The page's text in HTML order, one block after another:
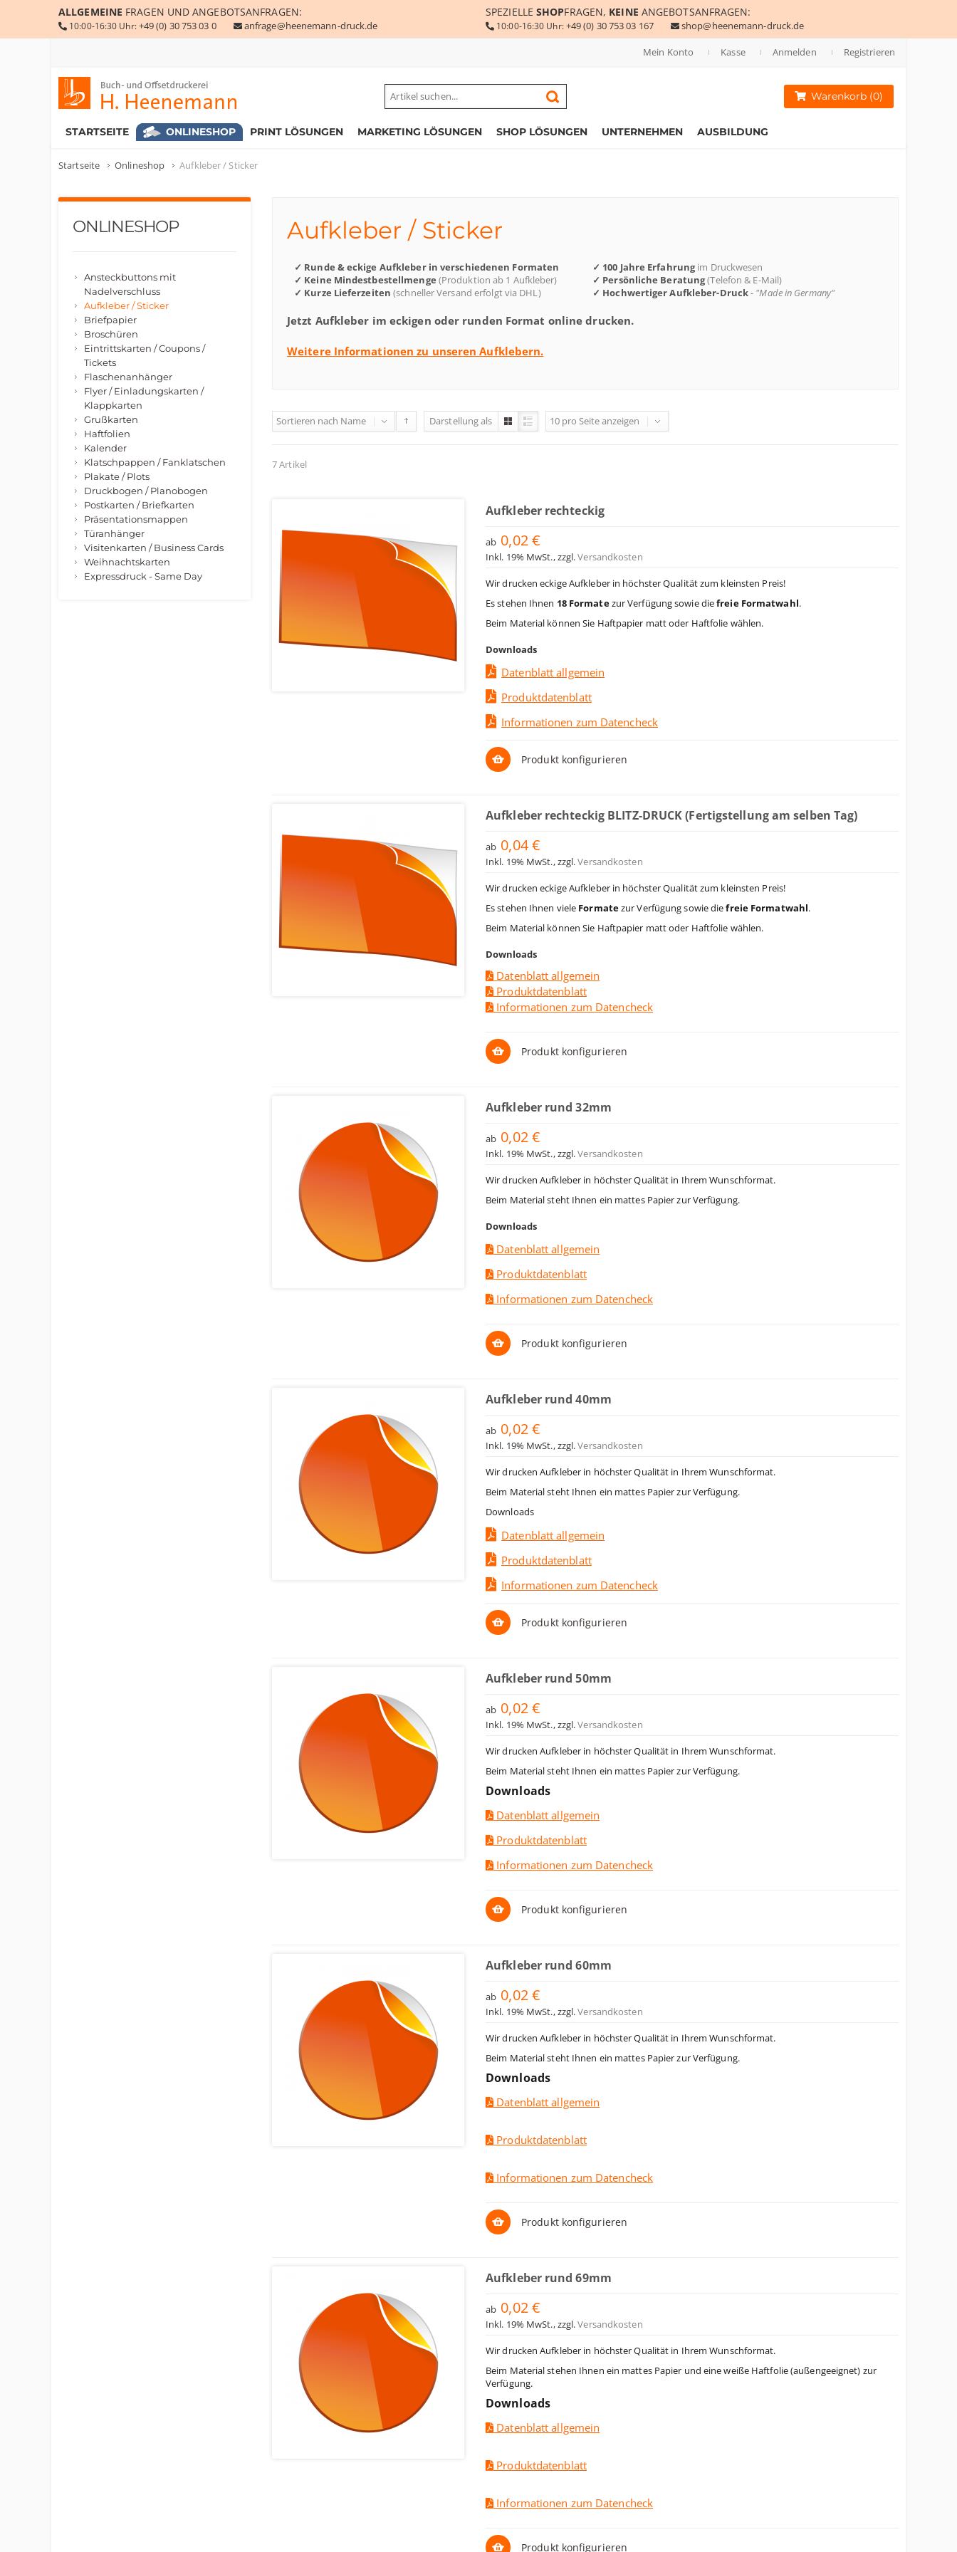
ALLGEMEINE FRAGEN UND ANGEBOTSANFRAGEN:
10:00-16:30 Uhr:+49 (0) 30 753 03 0 anfrage@heenemann-druck.de
SPEZIELLE SHOPFRAGEN, KEINE ANGEBOTSANFRAGEN:
10:00-16:30 Uhr:+49 (0) 30 753 03 167 shop@heenemann-druck.de
Mein Konto Kasse Anmelden Registrieren
Warenkorb (0)
STARTSEITE ONLINESHOP PRINT LÖSUNGEN MARKETING LÖSUNGEN SHOP LÖSUNGEN UNTERNEHMEN AUSBILDUNG
Startseite Onlineshop Aufkleber / Sticker
Aufkleber / Sticker
✓ Runde & eckige Aufkleber in verschiedenen Formaten
✓ Keine Mindestbestellmenge (Produktion ab 1 Aufkleber)
✓ Kurze Lieferzeiten (schneller Versand erfolgt via DHL)
✓ 100 Jahre Erfahrungim Druckwesen
✓ Persönliche Beratung(Telefon & E-Mail)
✓ Hochwertiger Aufkleber-Druck- "Made in Germany"
Jetzt Aufkleber im eckigen oder runden Format online drucken.
Weitere Informationen zu unseren Aufklebern.
Sortieren nach Name Darstellung als 10 pro Seiteanzeigen
7 Artikel
Aufkleber rechteckig
ab 0,02 €
Inkl. 19% MwSt.,zzgl.Versandkosten
Wir drucken eckige Aufkleber in höchster Qualität zum kleinsten Preis!
Es stehen Ihnen 18 Formatezur Verfügung sowie diefreie Formatwahl.
Beim Material können Sie Haftpapier matt oder Haftfolie wählen.
Downloads
Datenblatt allgemein
Produktdatenblatt
Informationen zum Datencheck
Produkt konfigurieren
Aufkleber rechteckig BLITZ-DRUCK (Fertigstellung am selben Tag)
ab 0,04 €
Inkl. 19% MwSt.,zzgl.Versandkosten
Wir drucken eckige Aufkleber in höchster Qualität zum kleinsten Preis!
Es stehen Ihnen viele Formatezur Verfügung sowie diefreie Formatwahl.
Beim Material können Sie Haftpapier matt oder Haftfolie wählen.
Downloads
Datenblatt allgemein
Produktdatenblatt
Informationen zum Datencheck
Produkt konfigurieren
Aufkleber rund 32mm
ab 0,02 €
Inkl. 19% MwSt.,zzgl.Versandkosten
Wir drucken Aufkleber in höchster Qualität in Ihrem Wunschformat.
Beim Material steht Ihnen ein mattes Papier zur Verfügung.
Downloads
Datenblatt allgemein
Produktdatenblatt
Informationen zum Datencheck
Produkt konfigurieren
Aufkleber rund 40mm
ab 0,02 €
Inkl. 19% MwSt.,zzgl.Versandkosten
Wir drucken Aufkleber in höchster Qualität in Ihrem Wunschformat.
Beim Material steht Ihnen ein mattes Papier zur Verfügung.
Downloads
Datenblatt allgemein
Produktdatenblatt
Informationen zum Datencheck
Produkt konfigurieren
Aufkleber rund 50mm
ab 0,02 €
Inkl. 19% MwSt.,zzgl.Versandkosten
Wir drucken Aufkleber in höchster Qualität in Ihrem Wunschformat.
Beim Material steht Ihnen ein mattes Papier zur Verfügung.
Downloads
Datenblatt allgemein
Produktdatenblatt
Informationen zum Datencheck
Produkt konfigurieren
Aufkleber rund 60mm
ab 0,02 €
Inkl. 19% MwSt.,zzgl.Versandkosten
Wir drucken Aufkleber in höchster Qualität in Ihrem Wunschformat.
Beim Material steht Ihnen ein mattes Papier zur Verfügung.
Downloads
Datenblatt allgemein
Produktdatenblatt
Informationen zum Datencheck
Produkt konfigurieren
Aufkleber rund 69mm
ab 0,02 €
Inkl. 19% MwSt.,zzgl.Versandkosten
Wir drucken Aufkleber in höchster Qualität in Ihrem Wunschformat.
Beim Material stehen Ihnen ein mattes Papier und eine weiße Haftfolie (außengeeignet) zur
Verfügung.
Downloads
Datenblatt allgemein
Produktdatenblatt
Informationen zum Datencheck
Produkt konfigurieren
ONLINESHOP
Ansteckbuttons mit
Nadelverschluss
Aufkleber / Sticker
Briefpapier
Broschüren
Eintrittskarten / Coupons /
Tickets
Flaschenanhänger
Flyer / Einladungskarten /
Klappkarten
Grußkarten
Haftfolien
Kalender
Klatschpappen / Fanklatschen
Plakate / Plots
Druckbogen / Planobogen
Postkarten / Briefkarten
Präsentationsmappen
Türanhänger
Visitenkarten / Business Cards
Weihnachtskarten
Expressdruck - Same Day